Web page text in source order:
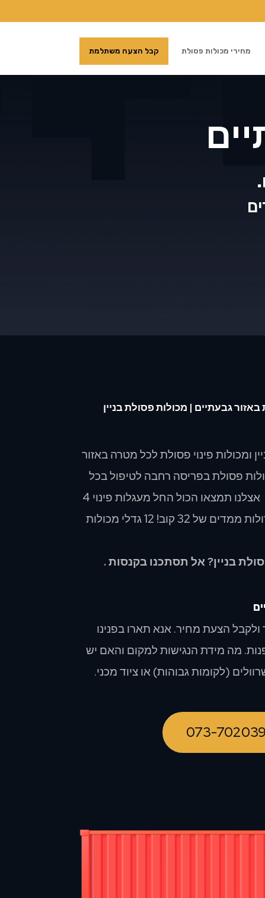
מחירי מכולות פסולת קבל הצעה משתלמת
גבעתיים | מכולות פסולת בניין
ומכולות פינוי פסולת לכל מטרה באזור
פסולת בפריסה רחבה לטיפול בכל
צרכי פינוי הפסולת שלכם. אצלנו תמצאו הכול החל מעגלות פינוי 4
קוב ועד מכולות פסולת גדולות ממדים של 32 קוב! 12 גדלי מכולות
בניין? אל תסתכנו בקנסות .
ולקבל הצעת מחיר. אנא תארו בפנינו
מה מידת הנגישות למקום והאם יש
(לקומות גבוהות) או ציוד מכני.
073-